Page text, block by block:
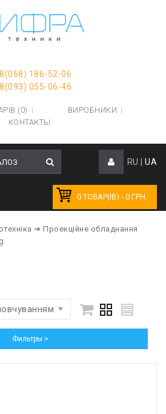
186-52-06
055-06-46
(0)
ВИРОБНИКИ
КОНТАКТЫ
RU UA
0 ТОВАР(ІВ) - 0 ГРН.
➔ Проекційне обладнання
Фильтры >